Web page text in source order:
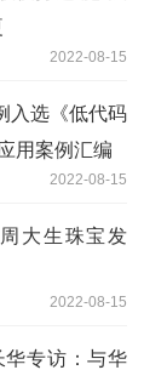
2022-08-15
入选《低代码
用案例汇编
2022-08-15
大生珠宝发
2022-08-15
华专访：与华